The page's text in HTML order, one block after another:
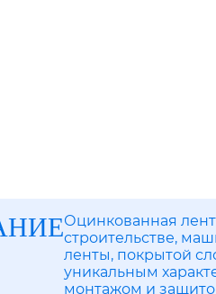
Оцинкованная
строительстве,
ленты, покрытой
уникальным
монтажом и